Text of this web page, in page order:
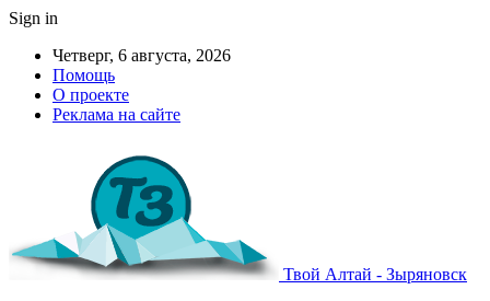
Sign in
Четверг, 6 августа, 2026
Помощь
О проекте
Реклама на сайте
Твой Алтай - Зыряновск